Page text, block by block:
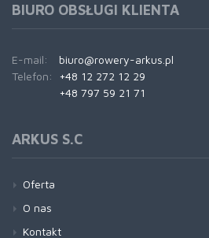
BIURO OBSŁUGI KLIENTA
E-mail:
biuro@rowery-arkus.pl
Telefon:
+48 12 272 12 29
+48 797 59 21 71
ARKUS S.C
Oferta
O nas
Kontakt